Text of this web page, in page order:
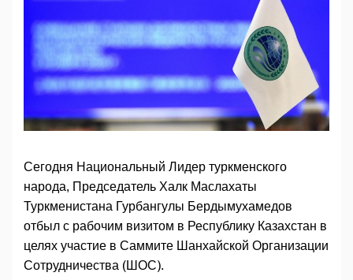
Сегодня Национальный Лидер туркменского
народа, Председатель Халк Маслахаты
Туркменистана Гурбангулы Бердымухамедов
отбыл с рабочим визитом в Республику Казахстан в
целях участие в Саммите Шанхайской Организации
Сотрудничества (ШОС).